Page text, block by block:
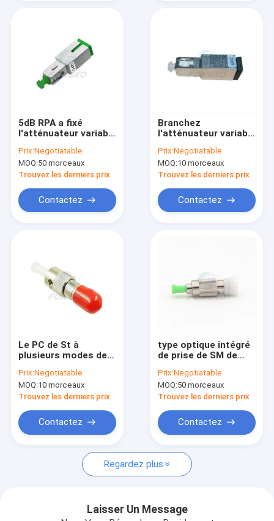
À propos de nous
Visite de l'usine
Nouvelles
Les affaires
Connecteur rapide optique de fibre
5dB RPA a fixé
l'atténuateur variable
de fibre
Prix:Negotiatable
MOQ:50 morceaux
Trouvez les derniers prix
Contactez
Branchez
l'atténuateur variable
modes de
fonctionnement
62.5/125 de fibre de
Prix:Negotiatable
MOQ:10 morceaux
Trouvez les derniers prix
Contactez
Le PC de St à
plusieurs modes de
haute précision a fixé
l'atténuateur optique
1-30DB de fibre
Prix:Negotiatable
MOQ:10 morceaux
Trouvez les derniers prix
Contactez
type optique intégré
de prise de SM de
d'atténuateur de
fibre multimode de
7dB 10dB
Prix:Negotiatable
MOQ:50 morceaux
Trouvez les derniers prix
Contactez
Regardez plus
Laisser Un Message